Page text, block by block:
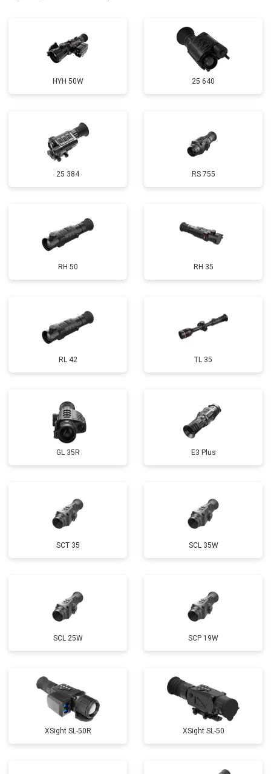
HYH 50W 25 640
25 384 RS 755
RH 50 RH 35
RL 42 TL 35
GL 35R E3 Plus
SCT 35 SCL 35W
SCL 25W SCP 19W
XSight SL-50R XSight SL-50